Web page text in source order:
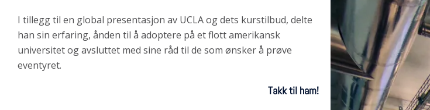
I tillegg til en global presentasjon av UCLA og dets kurstilbud, delte
han sin erfaring, ånden til å adoptere på et flott amerikansk
universitet og avsluttet med sine råd til de som ønsker å prøve
eventyret.
Takk til ham!